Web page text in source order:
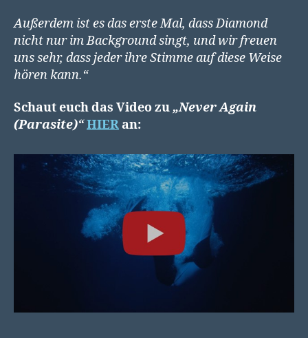
Außerdem ist es das erste Mal, dass Diamond
nicht nur im Background singt, und wir freuen
uns sehr, dass jeder ihre Stimme auf diese Weise
hören kann.“
Schaut euch das Video zu „Never Again
(Parasite)“HIER an: